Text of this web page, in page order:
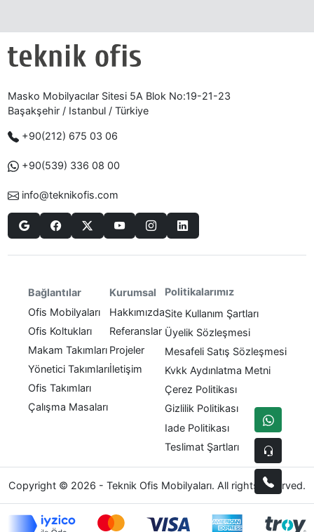
Masko Mobilyacılar Sitesi 5A Blok No:19-21-23
Başakşehir / Istanbul / Türkiye
+90(212) 675 03 06
+90(539) 336 08 00
info@teknikofis.com
Bağlantılar
Ofis Mobilyaları
Ofis Koltukları
Makam Takımları
Yönetici Takımları
Ofis Takımları
Çalışma Masaları
Kurumsal
Hakkımızda
Referanslar
Projeler
İletişim
Politikalarımız
Site Kullanım Şartları
Üyelik Sözleşmesi
Mesafeli Satış Sözleşmesi
Kvkk Aydınlatma Metni
Çerez Politikası
Gizlilik Politikası
Iade Politikası
Teslimat Şartları
Copyright © 2026 - Teknik Ofis Mobilyaları. All rights reserved.